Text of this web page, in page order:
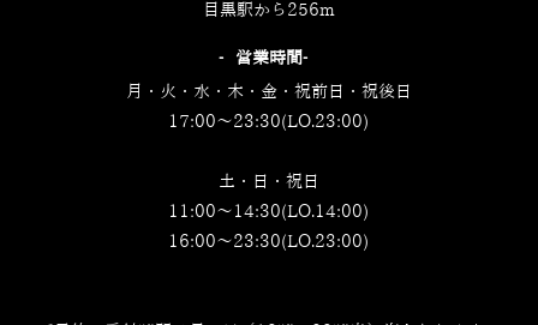
目黒駅から256m
‐営業時間‐
月・火・水・木・金・祝前日・祝後日
17:00～23:30(LO.23:00)
土・日・祝日
11:00～14:30(LO.14:00)
16:00～23:30(LO.23:00)